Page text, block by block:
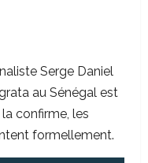
Serge Daniel
au Sénégal est
confirme, les
formellement.